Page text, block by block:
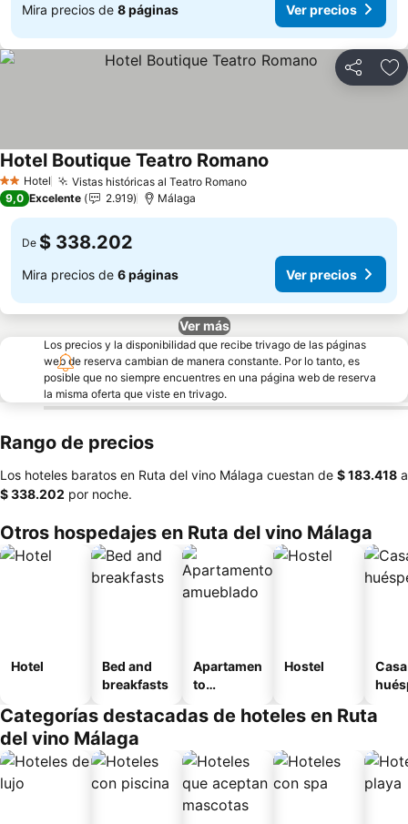
Mira precios de 8 páginas Ver precios
Compartir
2 Estrellas
Hotel Vistas históricas al Teatro RomanoVer precios
Hotel Boutique Teatro Romano
9,0 Excelente 2.919 Málaga
De $ 338.202
Mira precios de 6 páginas Ver precios
Ver más
Los precios y la disponibilidad que recibe trivago de las páginas
web de reserva cambian de manera constante. Por lo tanto, es
posible que no siempre encuentres en una página web de reserva
la misma oferta que viste en trivago.
Rango de precios
Los hoteles baratos en Ruta del vino Málaga cuestan de ‎$ 183.418 a
‎$ 338.202 por noche.
Otros hospedajes en Ruta del vino Málaga
Hotel
Bed and
breakfasts
Apartamen
to
o
Hostel
Categorías destacadas de hoteles en Ruta
del vino Málaga